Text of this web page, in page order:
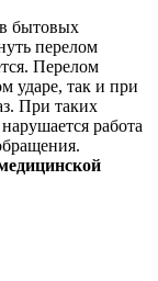
в бытовых
перелом
Перелом
ударе, так и при
При таких
работа